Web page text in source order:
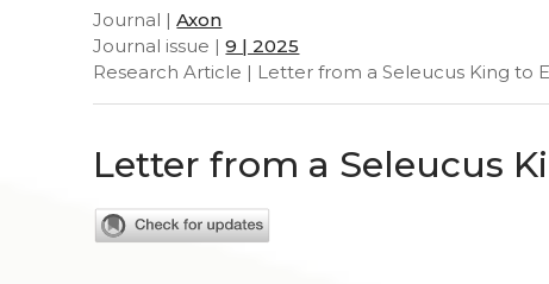
Journal |Axon
Journal issue |9 | 2025
Research Article | Letter from a Seleucus King to
Letter from a Seleucus